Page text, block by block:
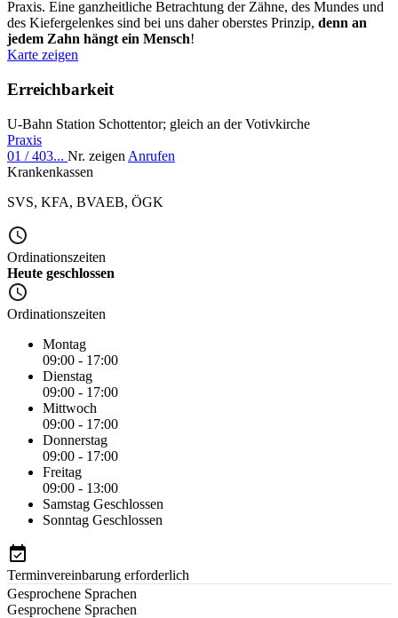
Praxis. Eine ganzheitliche Betrachtung der Zähne, des Mundes und
des Kiefergelenkes sind bei uns daher oberstes Prinzip, denn an
jedem Zahn hängt ein Mensch!
Karte zeigen
Erreichbarkeit
U-Bahn Station Schottentor; gleich an der Votivkirche
Praxis
01 / 403... Nr. zeigen Anrufen
Krankenkassen
SVS, KFA, BVAEB, ÖGK
Ordinationszeiten
Heute geschlossen
Ordinationszeiten
Montag
09:00 - 17:00
Dienstag
09:00 - 17:00
Mittwoch
09:00 - 17:00
Donnerstag
09:00 - 17:00
Freitag
09:00 - 13:00
Samstag Geschlossen
Sonntag Geschlossen
Terminvereinbarung erforderlich
Gesprochene Sprachen
Gesprochene Sprachen